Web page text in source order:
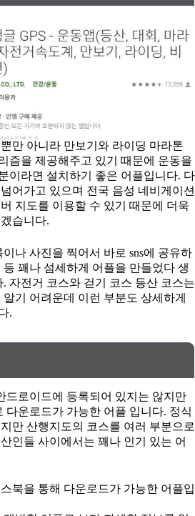
만 아니라 만보기와 라이딩 마라톤
즘을 제공해주고 있기 때문에 운동을
이라면 설치하기 좋은 어플입니다. 다
어가고 있으며 전국 음성 네비게이션
지도를 이용할 수 있기 때문에 더욱
습니다.
나 사진을 찍어서 바로 sns에 공유하
꽤나 섬세하게 어플을 만들었다 생
자전거 코스와 걷기 코스 등산 코스는
기 어려운데 이런 부분도 상세하게
.
드로이드에 등록되어 있지는 않지만
다운로드가 가능한 어플 입니다. 정식
만 산행지도의 코스를 여러 부분으로
인들 사이에서는 꽤나 인기 있는 어
북을 통해 다운로드가 가능한 어플입